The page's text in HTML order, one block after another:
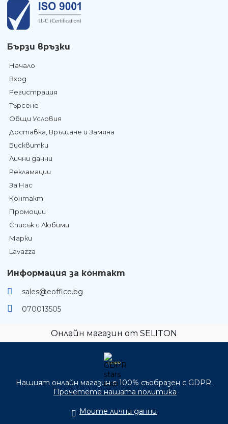
Бързи връзки
Начало
Вход
Регистрация
Търсене
Общи Условия
Доставка, Връщане и Замяна
Бисквитки
Лични данни
Рекламации
За Нас
Контакт
Промоции
Списък с Любими
Марки
Lavazza
Информация за контакт
sales@eoffice.bg
070013505
Онлайн магазин от SELITON
GDPR
Нашият онлайн магазин е 100% съобразен с GDPR.
Прочетете нашата политика
Моите лични данни